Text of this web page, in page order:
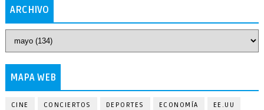
ARCHIVO
MAPA WEB
CINE CONCIERTOS DEPORTES ECONOMÍA EE.UU